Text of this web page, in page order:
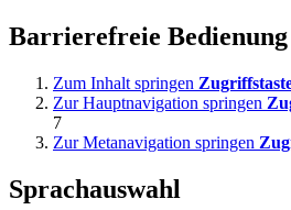
Barrierefreie Bedienung
Zum Inhalt springen
Zur Hauptnavigation springen
7
Zur Metanavigation springen
Sprachauswahl